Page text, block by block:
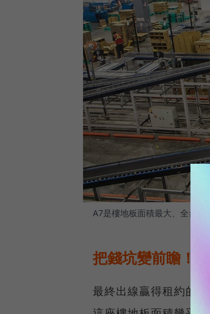
A7是樓地板面積最大、全台自
把錢坑變前瞻！
最終出線贏得租約的